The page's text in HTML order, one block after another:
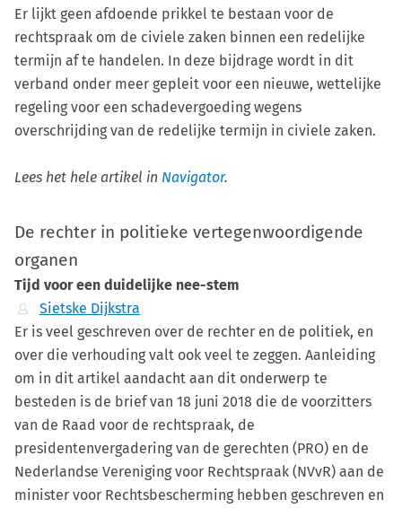
Er lijkt geen afdoende prikkel te bestaan voor de
rechtspraak om de civiele zaken binnen een redelijke
termijn af te handelen. In deze bijdrage wordt in dit
verband onder meer gepleit voor een nieuwe, wettelijke
regeling voor een schadevergoeding wegens
overschrijding van de redelijke termijn in civiele zaken.
Lees het hele artikel in Navigator.
De rechter in politieke vertegenwoordigende
organen
Tijd voor een duidelijke nee-stem
Sietske Dijkstra
Er is veel geschreven over de rechter en de politiek, en
over die verhouding valt ook veel te zeggen. Aanleiding
om in dit artikel aandacht aan dit onderwerp te
besteden is de brief van 18 juni 2018 die de voorzitters
van de Raad voor de rechtspraak, de
presidentenvergadering van de gerechten (PRO) en de
Nederlandse Vereniging voor Rechtspraak (NVvR) aan de
minister voor Rechtsbescherming hebben geschreven en